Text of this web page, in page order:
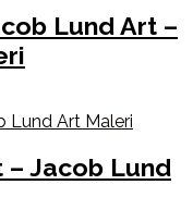
Lund Art –
– Jacob Lund